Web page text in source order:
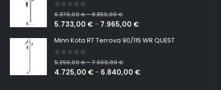
0out of 5
6.370,00 €
5.733,00 €–7.965,00
Minn Kota RT Terrova 90/115 WR QUEST
0out of 5
5.250,00 €
4.725,00 € –6.840,00